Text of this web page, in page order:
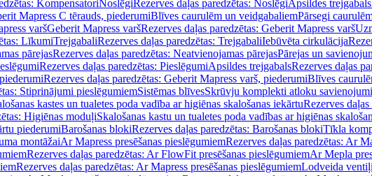
KompensatoriNoslēgiRezerves daļas paredzētas: NoslēgiApsildes trejgabals
Mapress C tērauds, piederumiBlīves caurulēm un veidgabaliemPārsegi
varšGeberit Mapress varšRezerves daļas paredzētas: Geberit Mapress varš
LīkumiTrejgabaliRezerves daļas paredzētas: TrejgabaliIebūvēta cirkulācija
pārejasRezerves daļas paredzētas: Neatvienojamas pārejasPārejas un
Rezerves daļas paredzētas: PieslēgumiApsildes trejgabalsRezerves daļas
Rezerves daļas paredzētas: Geberit Mapress varš, piederumiBlīves
Stiprinājumi pieslēgumiemSistēmas blīvesSkrūvju komplekti atloku
kastes un tualetes poda vadība ar higiēnas skalošanas iekārtuRezerves
Higiēnas moduļiSkalošanas kastu un tualetes poda vadības ar higiēnas
piederumiBarošanas blokiRezerves daļas paredzētas: Barošanas blokiTīkla
montāžaiAr Mapress presēšanas pieslēgumiemRezerves daļas paredzētas: Ar
Rezerves daļas paredzētas: Ar FlowFit presēšanas pieslēgumiemAr Mepla
Rezerves daļas paredzētas: Ar Mapress presēšanas pieslēgumiemLodveida